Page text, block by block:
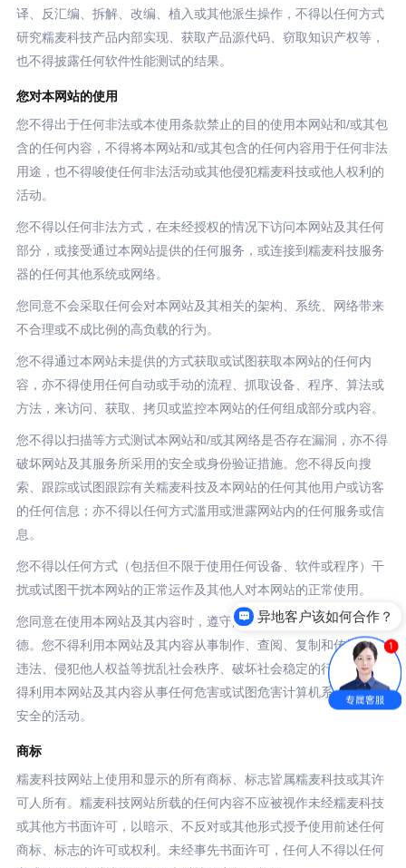
译、反汇编、拆解、改编、植入或其他派生操作，不得以任何方式
研究糯麦科技产品内部实现、获取产品源代码、窃取知识产权等，
也不得披露任何软件性能测试的结果。
您对本网站的使用
您不得出于任何非法或本使用条款禁止的目的使用本网站和/或其包
含的任何内容，不得将本网站和/或其包含的任何内容用于任何非法
用途，也不得唆使任何非法活动或其他侵犯糯麦科技或他人权利的
活动。
您不得以任何非法方式，在未经授权的情况下访问本网站及其任何
部分，或接受通过本网站提供的任何服务，或连接到糯麦科技服务
器的任何其他系统或网络。
您同意不会采取任何会对本网站及其相关的架构、系统、网络带来
不合理或不成比例的高负载的行为。
您不得通过本网站未提供的方式获取或试图获取本网站的任何内
容，亦不得使用任何自动或手动的流程、抓取设备、程序、算法或
方法，来访问、获取、拷贝或监控本网站的任何组成部分或内容。
您不得以扫描等方式测试本网站和/或其网络是否存在漏洞，亦不得
破坏网站及其服务所采用的安全或身份验证措施。您不得反向搜
索、跟踪或试图跟踪有关糯麦科技及本网站的任何其他用户或访客
的任何信息；亦不得以任何方式滥用或泄露网站内的任何服务或信
息。
您不得以任何方式（包括但不限于使用任何设备、软件或程序）干
扰或试图干扰本网站的正常运作及其他人对本网站的正常使用。
您同意在使用本网站及其内容时，遵守国家法律法规、社会公共道
德。您不得利用本网站及其内容从事制作、查阅、复制和传播任何
违法、侵犯他人权益等扰乱社会秩序、破坏社会稳定的行为，亦不
得利用本网站及其内容从事任何危害或试图危害计算机系统及网络
安全的活动。
商标
糯麦科技网站上使用和显示的所有商标、标志皆属糯麦科技或其许
可人所有。糯麦科技网站所载的任何内容不应被视作未经糯麦科技
或其他方书面许可，以暗示、不反对或其他形式授予使用前述任何
商标、标志的许可或权利。未经事先书面许可，任何人不得以任何
异地客户该如何合作？